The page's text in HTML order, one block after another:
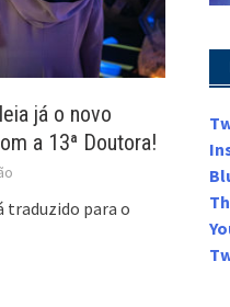
já o novo
a 13ª Doutora!
traduzido para o